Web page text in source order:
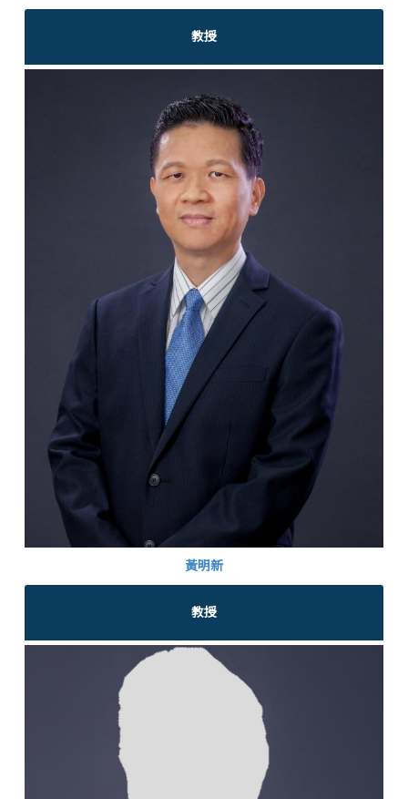
教授
黃明新
教授